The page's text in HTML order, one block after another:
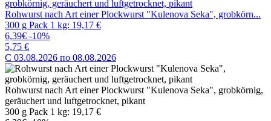
Rohwurst nach Art einer Plockwurst "Kulenova Seka", grobkörn...
300 g Pack 1 kg: 19,17 €
6,39€ -10%
5,75 €
C 03.08.2026 по 08.08.2026
Rohwurst nach Art einer Plockwurst "Kulenova Seka", grobkörnig,
geräuchert und luftgetrocknet, pikant
300 g Pack 1 kg: 19,17 €